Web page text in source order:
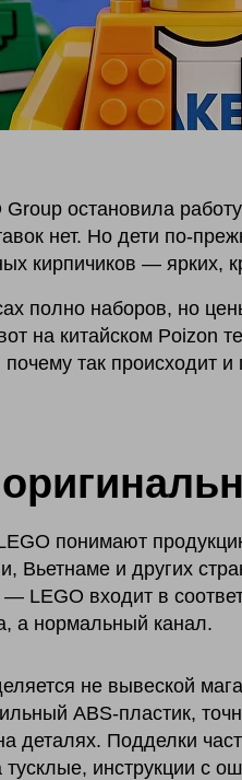
остановила
нет. Но дети по-
кирпичиков — ярких,
полно наборов, но
на китайском Poizon
так происходит и
понимают
Вьетнаме и других
LEGO входит в
а нормальный канал.
не вывеской
ABS-пластик,
деталях. Подделки
инструкции с